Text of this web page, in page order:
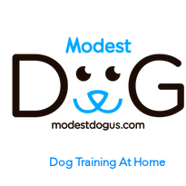
Dog Training At Home